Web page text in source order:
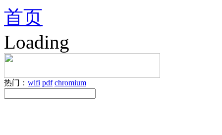
首页
Loading
热门： wifi pdf chromium